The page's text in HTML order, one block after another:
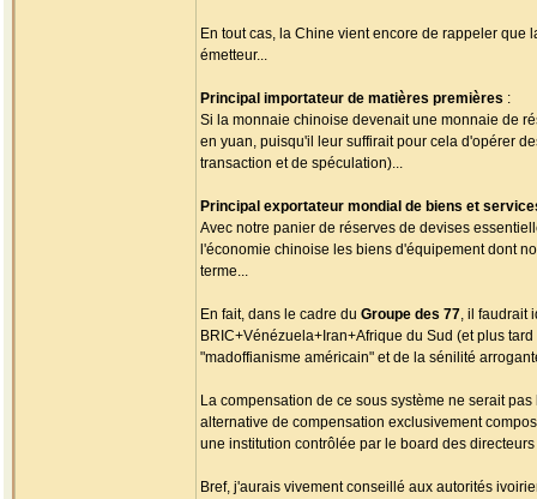
En tout cas, la Chine vient encore de rappeler
émetteur...
Principal importateur de matières premières :
Si la monnaie chinoise devenait une monnaie de
en yuan, puisqu'il leur suffirait pour cela d'opérer
transaction et de spéculation)...
Principal exportateur mondial de biens et
Avec notre panier de réserves de devises
l'économie chinoise les biens d'équipement dont
terme...
En fait, dans le cadre du Groupe des 77, il faudrait
BRIC+Vénézuela+Iran+Afrique du Sud (et plus
"madoffianisme américain" et de la sénilité
La compensation de ce sous système ne serait
alternative de compensation exclusivement
une institution contrôlée par le board des
Bref, j'aurais vivement conseillé aux autorités